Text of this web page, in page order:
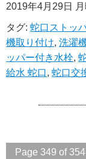
2019年4月29日 月
タグ:蛇口ストッ
機取り付け,洗濯
ッパー付き水栓,
給水 蛇口,蛇口交
Page 349 of 354